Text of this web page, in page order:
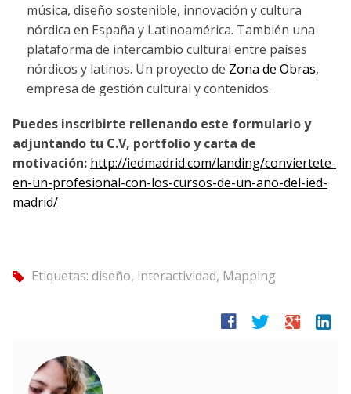
música, diseño sostenible, innovación y cultura
nórdica en España y Latinoamérica. También una
plataforma de intercambio cultural entre países
nórdicos y latinos. Un proyecto de Zona de Obras,
empresa de gestión cultural y contenidos.
Puedes inscribirte rellenando este formulario y
adjuntando tu C.V, portfolio y carta de
motivación: http://iedmadrid.com/landing/conviertete-
en-un-profesional-con-los-cursos-de-un-ano-del-ied-
madrid/
tag Etiquetas: diseño, interactividad, Mapping
facebook twitter google linkedin